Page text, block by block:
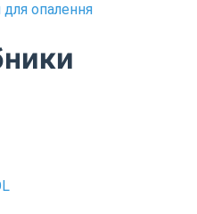
для опалення